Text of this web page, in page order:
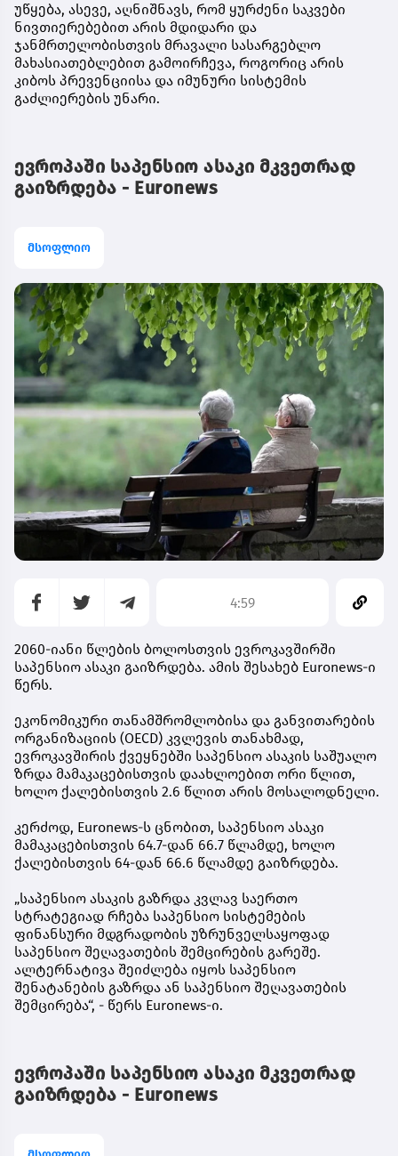
უწყება, ასევე, აღნიშნავს, რომ ყურძენი საკვები
ნივთიერებებით არის მდიდარი და
ჯანმრთელობისთვის მრავალი სასარგებლო
მახასიათებლებით გამოირჩევა, როგორიც არის
კიბოს პრევენციისა და იმუნური სისტემის
გაძლიერების უნარი.
ევროპაში საპენსიო ასაკი მკვეთრად
გაიზრდება - Euronews
მსოფლიო
4:59
2060-იანი წლების ბოლოსთვის ევროკავშირში
საპენსიო ასაკი გაიზრდება. ამის შესახებ Euronews-ი
წერს.
ეკონომიკური თანამშრომლობისა და განვითარების
ორგანიზაციის (OECD) კვლევის თანახმად,
ევროკავშირის ქვეყნებში საპენსიო ასაკის საშუალო
ზრდა მამაკაცებისთვის დაახლოებით ორი წლით,
ხოლო ქალებისთვის 2.6 წლით არის მოსალოდნელი.
კერძოდ, Euronews-ს ცნობით, საპენსიო ასაკი
მამაკაცებისთვის 64.7-დან 66.7 წლამდე, ხოლო
ქალებისთვის 64-დან 66.6 წლამდე გაიზრდება.
„საპენსიო ასაკის გაზრდა კვლავ საერთო
სტრატეგიად რჩება საპენსიო სისტემების
ფინანსური მდგრადობის უზრუნველსაყოფად
საპენსიო შეღავათების შემცირების გარეშე.
ალტერნატივა შეიძლება იყოს საპენსიო
შენატანების გაზრდა ან საპენსიო შეღავათების
შემცირება“, - წერს Euronews-ი.
ევროპაში საპენსიო ასაკი მკვეთრად
გაიზრდება - Euronews